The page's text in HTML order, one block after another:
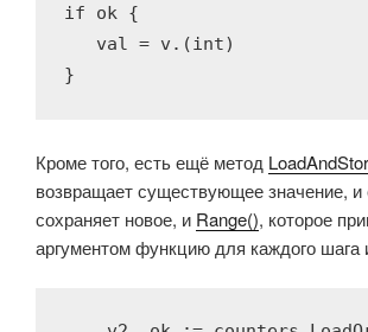
if ok {
   val = v.(
int)
}
Кроме того, есть ещё метод
возвращает существующее значение, и
сохраняет новое, и Range(), которое
аргументом функцию для каждого шага